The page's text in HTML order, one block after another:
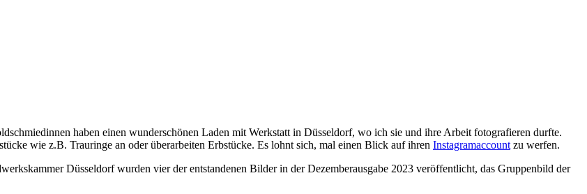
haben einen wunderschönen Laden mit Werkstatt in Düsseldorf, wo ich sie und ihre Arbeit fotografieren durfte.
wie z.B. Trauringe an oder überarbeiten Erbstücke. Es lohnt sich, mal einen Blick auf ihren Instagramaccount zu werfen.
Düsseldorf wurden vier der entstandenen Bilder in der Dezemberausgabe 2023 veröffentlicht, das Gruppenbild der